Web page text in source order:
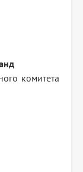
комитета